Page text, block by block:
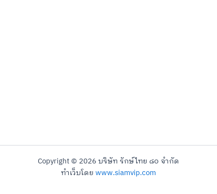
Copyright © 2026 บริษัท รักษ์ไทย ๘๐ จำกัด
ทำเว็บโดย www.siamvip.com